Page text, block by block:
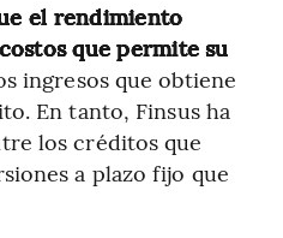
el rendimiento
que permite su
ingresos que obtiene
En tanto, Finsus ha
los créditos que
a plazo fijo que